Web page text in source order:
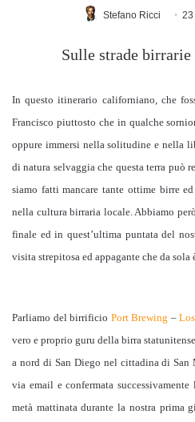
Stefano Ricci 23
Sulle strade
In questo itinerario californiano, che
Francisco piuttosto che in qualche
oppure immersi nella solitudine e nella
di natura selvaggia che questa terra può
siamo fatti mancare tante ottime birre
nella cultura birraria locale. Abbiamo
finale ed in quest’ultima puntata del
visita strepitosa ed appagante che da
Parliamo del birrificio Port Brewing –
vero e proprio guru della birra
a nord di San Diego nel cittadina di San
via email e confermata
metà mattinata durante la nostra prima